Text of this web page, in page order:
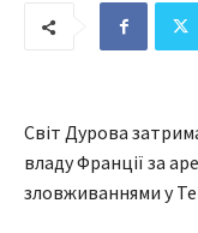
Світ Дурова
владу Франції за
зловживаннями у